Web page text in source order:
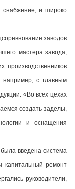
снабжение, и широко
заводов
мастера завода,
производственников
например, с главным
«Во всех цехах
создать заделы,
и оснащения
введена система
капитальный ремонт
руководители,